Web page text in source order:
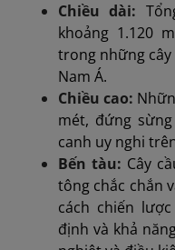
Chiều dài:
khoảng 1.120
trong những
Nam Á.
Chiều cao:
mét, đứng
canh uy nghi
Bến tàu: Cây
tông chắc chắn
cách chiến
định và khả